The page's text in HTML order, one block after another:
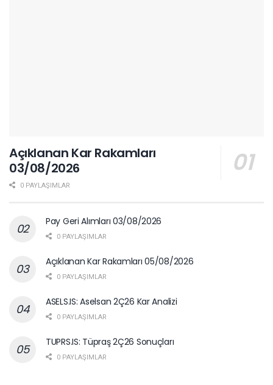
Açıklanan Kar Rakamları
03/08/2026
0 PAYLAŞIMLAR
Pay Geri Alımları 03/08/2026
0 PAYLAŞIMLAR
Açıklanan Kar Rakamları 05/08/2026
0 PAYLAŞIMLAR
ASELS.IS: Aselsan 2Ç26 Kar Analizi
0 PAYLAŞIMLAR
TUPRS.IS: Tüpraş 2Ç26 Sonuçları
0 PAYLAŞIMLAR